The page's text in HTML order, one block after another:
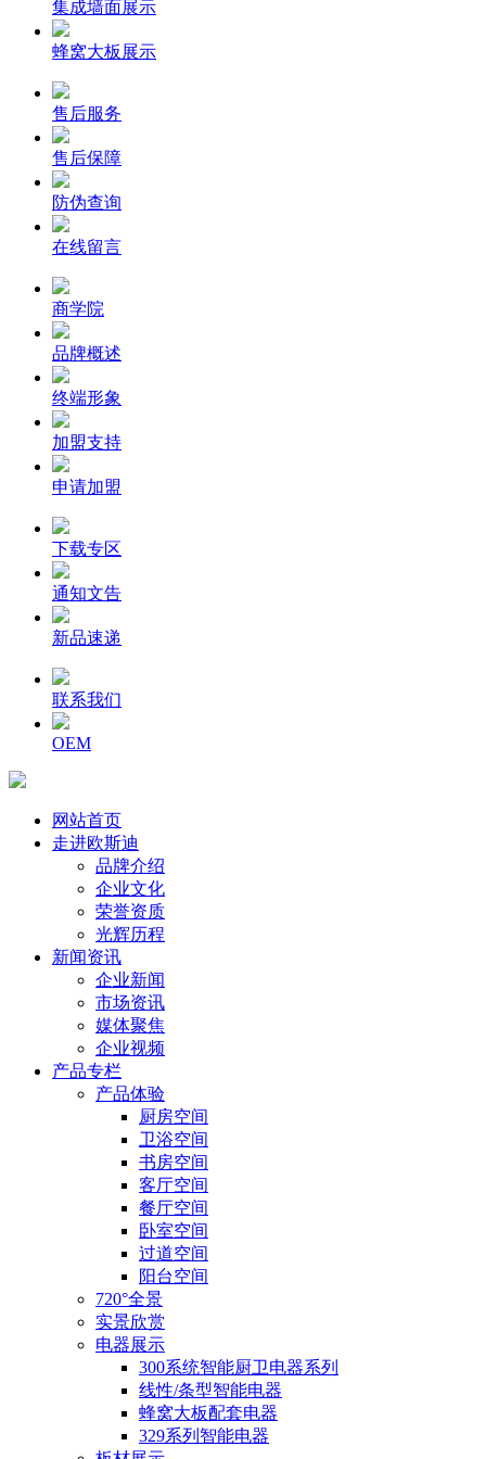
集成墙面展示
蜂窝大板展示
售后服务
售后保障
防伪查询
在线留言
商学院
品牌概述
终端形象
加盟支持
申请加盟
下载专区
通知文告
新品速递
联系我们
OEM
网站首页
走进欧斯迪
品牌介绍
企业文化
荣誉资质
光辉历程
新闻资讯
企业新闻
市场资讯
媒体聚焦
企业视频
产品专栏
产品体验
厨房空间
卫浴空间
书房空间
客厅空间
餐厅空间
卧室空间
过道空间
阳台空间
720°全景
实景欣赏
电器展示
300系统智能厨卫电器系列
线性/条型智能电器
蜂窝大板配套电器
329系列智能电器